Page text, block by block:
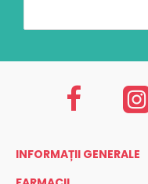
INFORMAȚII GENERALE